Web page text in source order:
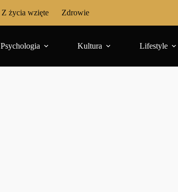
Z życia wzięte Zdrowie
Psychologia Kultura Lifestyle